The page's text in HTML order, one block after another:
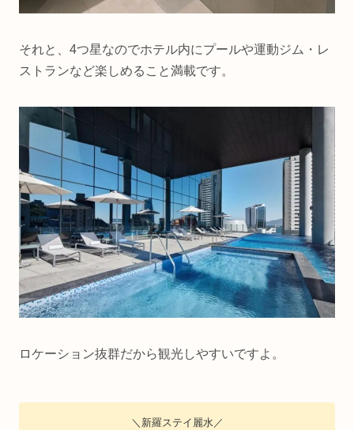
それと、4つ星なのでホテル内にプールや運動ジム・レ
ストランなど楽しめること満載です。
ロケーション抜群だから観光しやすいですよ。
＼新羅ステイ麗水／